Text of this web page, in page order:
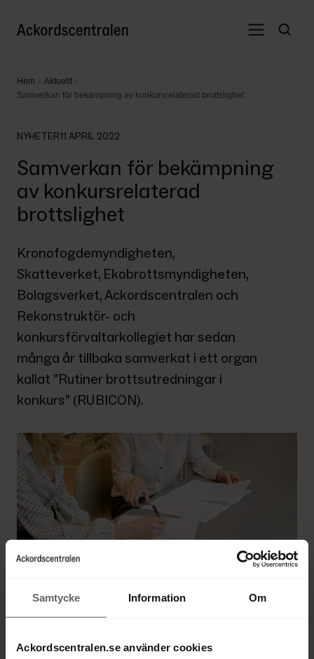
Samtycke Information Om
Ackordscentralen.se använder cookies
Hem
Aktuellt
Samverkan för bekämpning av konkursrelaterad brottslighet
NYHETER11 APRIL 2022
Samverkan för bekämpning
av konkursrelaterad
brottslighet
Kronofogdemyndigheten,
Skatteverket, Ekobrottsmyndigheten,
Bolagsverket, Ackordscentralen och
Rekonstruktör- och
konkursförvaltarkollegiet har sedan
många år tillbaka samverkat i ett organ
kallat ”Rutiner brottsutredningar i
konkurs” (RUBICON).
Under december 2021 bildade RUBICON en